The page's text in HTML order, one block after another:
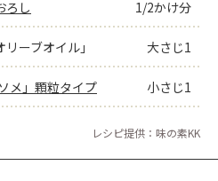
ろし 1/2かけ分
リーブオイル」 大さじ1
メ」顆粒タイプ 小さじ1
レシピ提供：味の素KK